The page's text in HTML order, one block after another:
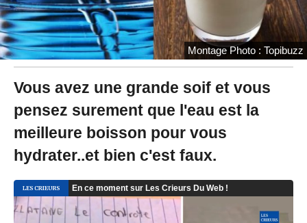
9
Montage Photo : Topibuzz
Vous avez une grande soif et vous
pensez surement que l'eau est la
meilleure boisson pour vous
hydrater..et bien c'est faux.